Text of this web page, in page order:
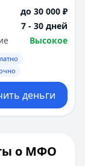
до 30 000 ₽
7 - 30 дней
Высокое
деньги
о МФО